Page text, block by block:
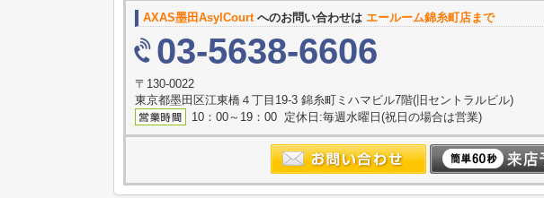
AXAS墨田AsylCourtへのお問い合わせは エールーム錦糸町店まで
03-5638-6606
〒130-0022
東京都墨田区江東橋４丁目19-3 錦糸町ミハマビル7階(旧セントラルビル)
10：00～19：00 定休日:毎週水曜日(祝日の場合は営業)